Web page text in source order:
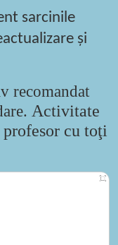
sarcinile
și
recomandat
. Activitate
profesor cu toţi